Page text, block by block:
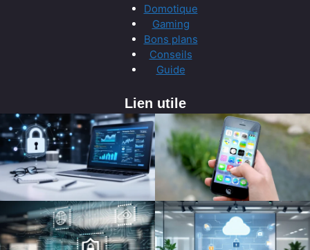
Domotique
Gaming
Bons plans
Conseils
Guide
Lien utile